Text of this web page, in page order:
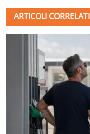
ARTICOLI CORRELATI